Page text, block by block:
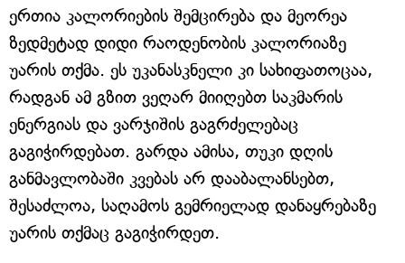
ერთია კალორიების შემცირება და მეორეა
ზედმეტად დიდი რაოდენობის კალორიაზე
უარის თქმა. ეს უკანასკნელი კი სახიფათოცაა,
რადგან ამ გზით ვეღარ მიიღებთ საკმარის
ენერგიას და ვარჯიშის გაგრძელებაც
გაგიჭირდებათ. გარდა ამისა, თუკი დღის
განმავლობაში კვებას არ დააბალანსებთ,
შესაძლოა, საღამოს გემრიელად დანაყრებაზე
უარის თქმაც გაგიჭირდეთ.